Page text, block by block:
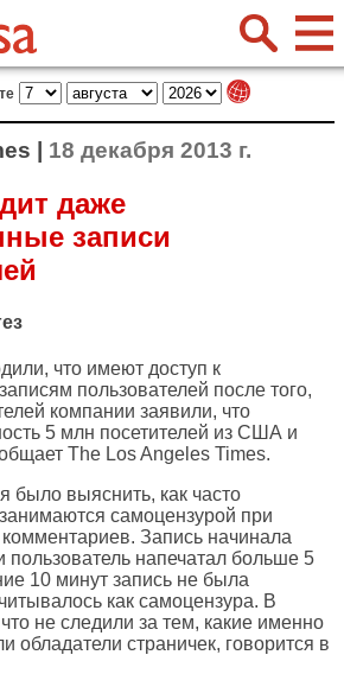
| 18 декабря 2013 г.
даже
записи
что имеют доступ к
пользователей после того,
компании заявили, что
5 млн посетителей из США и
The Los Angeles Times.
было выяснить, как часто
самоцензурой при
Запись начинала
пользователь напечатал больше 5
10 минут запись не была
как самоцензура. В
не следили за тем, какие именно
обладатели страничек, говорится в